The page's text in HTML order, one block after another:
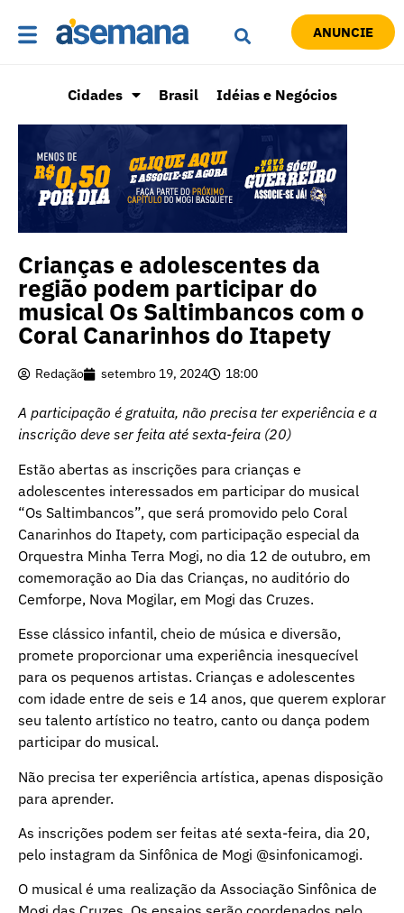
ANUNCIE
Cidades Brasil Idéias e Negócios
Crianças e adolescentes da
região podem participar do
musical Os Saltimbancos com o
Coral Canarinhos do Itapety
Redação setembro 19, 2024 18:00
A participação é gratuita, não precisa ter experiência e a
inscrição deve ser feita até sexta-feira (20)
Estão abertas as inscrições para crianças e
adolescentes interessados em participar do musical
“Os Saltimbancos”, que será promovido pelo Coral
Canarinhos do Itapety, com participação especial da
Orquestra Minha Terra Mogi, no dia 12 de outubro, em
comemoração ao Dia das Crianças, no auditório do
Cemforpe, Nova Mogilar, em Mogi das Cruzes.
Esse clássico infantil, cheio de música e diversão,
promete proporcionar uma experiência inesquecível
para os pequenos artistas. Crianças e adolescentes
com idade entre de seis e 14 anos, que querem explorar
seu talento artístico no teatro, canto ou dança podem
participar do musical.
Não precisa ter experiência artística, apenas disposição
para aprender.
As inscrições podem ser feitas até sexta-feira, dia 20,
pelo instagram da Sinfônica de Mogi @sinfonicamogi.
O musical é uma realização da Associação Sinfônica de